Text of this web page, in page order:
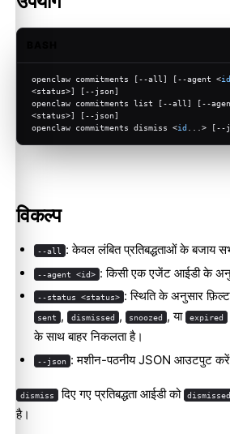
openclaw commitments [--all] [--agent <id
<status>] [--json]
openclaw commitments list [--all] [--
<status>] [--json]
openclaw commitments dismiss <id ...> [--
विकल्प
--all : केवल लंबित प्रतिबद्धताओं के बजाय
--agent <id> : किसी एक एजेंट आईडी के
--status <status> : स्थिति के अनुसार
sent , dismissed , snoozed , या expired
के साथ बाहर निकलता है।
--json : मशीन-पठनीय JSON आउटपुट
dismiss दिए गए प्रतिबद्धता आईडी को dismissed
है।